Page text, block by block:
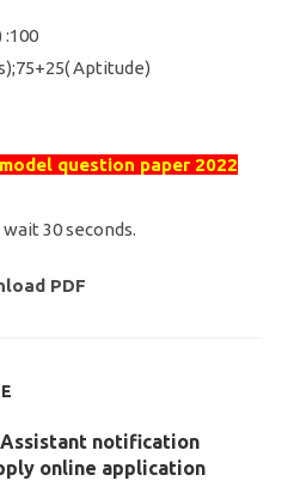
Aptitude)
question paper 2022
30 seconds.
PDF
Assistant notification
online application